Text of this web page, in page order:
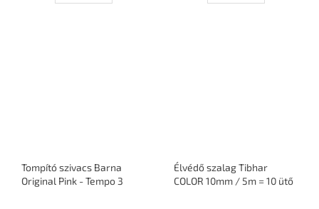
Tompító szivacs Barna
Original Pink - Tempo 3
Élvédő szalag Tibhar
COLOR 10mm / 5m = 10 ütő